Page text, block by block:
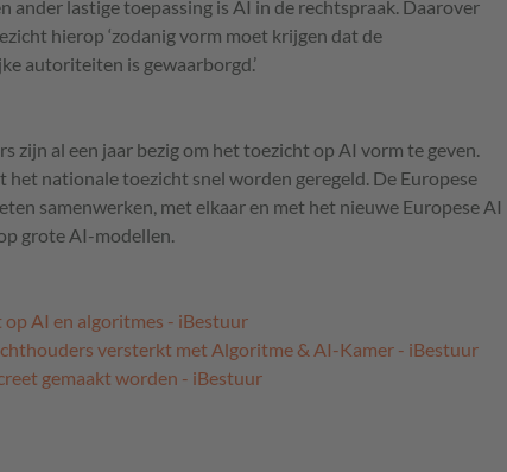
ander lastige toepassing is AI in de rechtspraak. Daarover
hierop ‘zodanig vorm moet krijgen dat de
autoriteiten is gewaarborgd.’
zijn al een jaar bezig om het toezicht op AI vorm te geven.
het nationale toezicht snel worden geregeld. De Europese
samenwerken, met elkaar en met het nieuwe Europese AI
grote AI-modellen.
AI en algoritmes - iBestuur
versterkt met Algoritme & AI-Kamer - iBestuur
gemaakt worden - iBestuur